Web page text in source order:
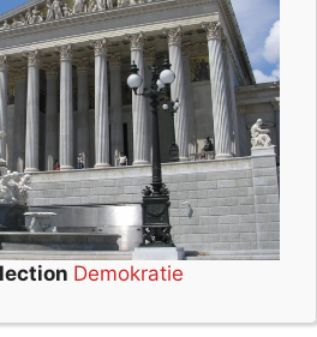
Demokratie